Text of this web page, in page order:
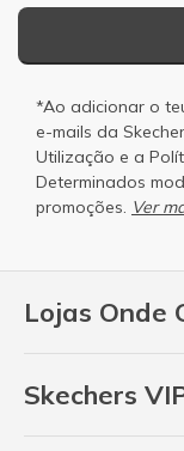
Lojas Onde
Skechers
*Ao adicionar o
e-mails da
Utilização e a
Determinados
promoções. Ver